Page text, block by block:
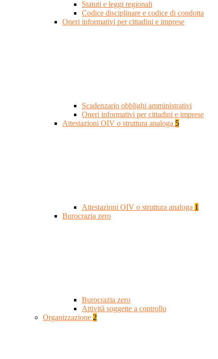
Statuti e leggi regionali
Codice disciplinare e codice di condotta
Oneri informativi per cittadini e imprese
Scadenzario obblighi amministrativi
Oneri informativi per cittadini e imprese
Attestazioni OIV o struttura analoga 5
Attestazioni OIV o struttura analoga 1
Burocrazia zero
Burocrazia zero
Attività soggette a controllo
Organizzazione 2